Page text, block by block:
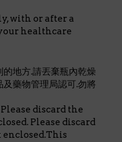
with or after a
healthcare
的地方.請丟棄瓶內乾燥
藥物管理局認可.勿將
discard the
Please discard